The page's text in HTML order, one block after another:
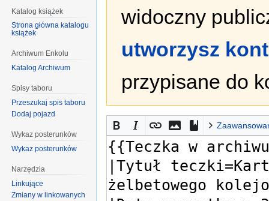
widoczny
utworzysz
przypisane do
Katalog książek
Strona główna katalogu
książek
Archiwum Enkolu
Katalog Archiwum
Spisy taboru
Przeszukaj spis taboru
Dodaj pojazd
Wykaz posterunków
Wykaz posterunków
Narzędzia
Linkujące
Zmiany w linkowanych